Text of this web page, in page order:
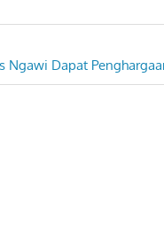
Ngawi Dapat